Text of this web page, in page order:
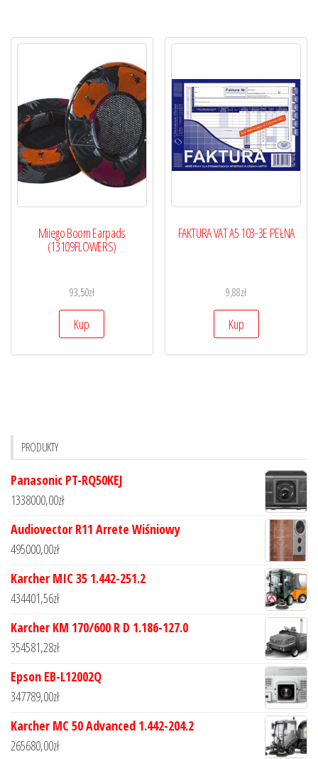
Miiego Boom Earpads
(13109FLOWERS)
93,50zł
Kup
FAKTURA VAT A5 103-3E PEŁNA
9,88zł
Kup
PRODUKTY
Panasonic PT-RQ50KEJ
1338000,00zł
Audiovector R11 Arrete Wiśniowy
495000,00zł
Karcher MIC 35 1.442-251.2
434401,56zł
Karcher KM 170/600 R D 1.186-127.0
354581,28zł
Epson EB-L12002Q
347789,00zł
Karcher MC 50 Advanced 1.442-204.2
265680,00zł